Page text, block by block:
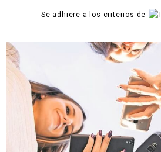
Se adhiere a los criterios de